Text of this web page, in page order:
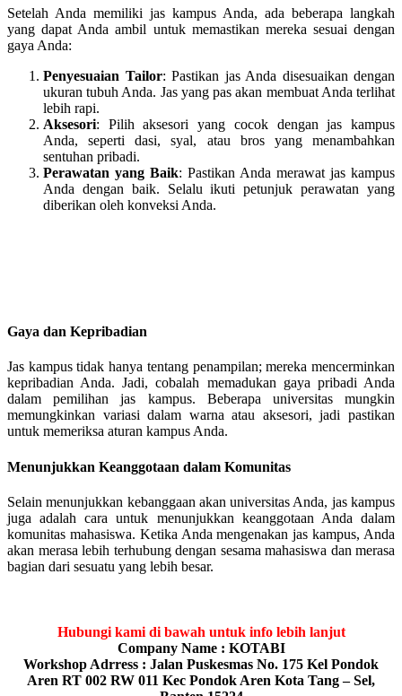
Setelah Anda memiliki jas kampus Anda, ada beberapa langkah
yang dapat Anda ambil untuk memastikan mereka sesuai dengan
gaya Anda:
Penyesuaian Tailor: Pastikan jas Anda disesuaikan dengan
ukuran tubuh Anda. Jas yang pas akan membuat Anda terlihat
lebih rapi.
Aksesori: Pilih aksesori yang cocok dengan jas kampus
Anda, seperti dasi, syal, atau bros yang menambahkan
sentuhan pribadi.
Perawatan yang Baik: Pastikan Anda merawat jas kampus
Anda dengan baik. Selalu ikuti petunjuk perawatan yang
diberikan oleh konveksi Anda.
Gaya dan Kepribadian
Jas kampus tidak hanya tentang penampilan; mereka mencerminkan
kepribadian Anda. Jadi, cobalah memadukan gaya pribadi Anda
dalam pemilihan jas kampus. Beberapa universitas mungkin
memungkinkan variasi dalam warna atau aksesori, jadi pastikan
untuk memeriksa aturan kampus Anda.
Menunjukkan Keanggotaan dalam Komunitas
Selain menunjukkan kebanggaan akan universitas Anda, jas kampus
juga adalah cara untuk menunjukkan keanggotaan Anda dalam
komunitas mahasiswa. Ketika Anda mengenakan jas kampus, Anda
akan merasa lebih terhubung dengan sesama mahasiswa dan merasa
bagian dari sesuatu yang lebih besar.
Hubungi kami di bawah untuk info lebih lanjut
Company Name : KOTABI
Workshop Adrress : Jalan Puskesmas No. 175 Kel Pondok
Aren RT 002 RW 011 Kec Pondok Aren Kota Tang – Sel,